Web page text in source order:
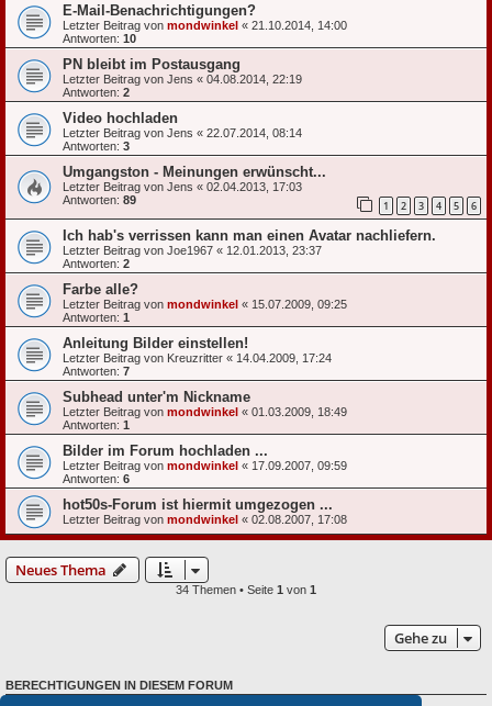
E-Mail-Benachrichtigungen?
Letzter Beitrag von mondwinkel « 21.10.2014, 14:00
Antworten: 10
PN bleibt im Postausgang
Letzter Beitrag von Jens « 04.08.2014, 22:19
Antworten: 2
Video hochladen
Letzter Beitrag von Jens « 22.07.2014, 08:14
Antworten: 3
Umgangston - Meinungen erwünscht...
Letzter Beitrag von Jens « 02.04.2013, 17:03
Antworten: 89 1 2 3 4 5 6
Ich hab's verrissen kann man einen Avatar nachliefern.
Letzter Beitrag von Joe1967 « 12.01.2013, 23:37
Antworten: 2
Farbe alle?
Letzter Beitrag von mondwinkel « 15.07.2009, 09:25
Antworten: 1
Anleitung Bilder einstellen!
Letzter Beitrag von Kreuzritter « 14.04.2009, 17:24
Antworten: 7
Subhead unter'm Nickname
Letzter Beitrag von mondwinkel « 01.03.2009, 18:49
Antworten: 1
Bilder im Forum hochladen ...
Letzter Beitrag von mondwinkel « 17.09.2007, 09:59
Antworten: 6
hot50s-Forum ist hiermit umgezogen ...
Letzter Beitrag von mondwinkel « 02.08.2007, 17:08
Neues Thema
34 Themen • Seite 1 von 1
Gehe zu
BERECHTIGUNGEN IN DIESEM FORUM